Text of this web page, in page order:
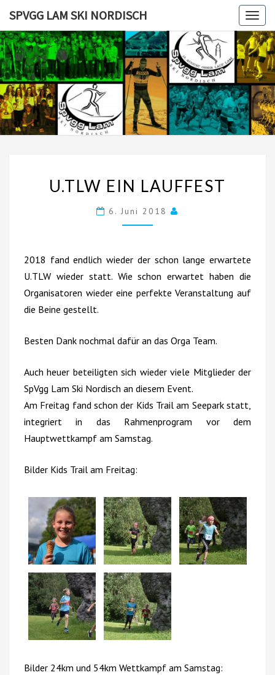
content
SPVGG LAM SKI NORDISCH
SPVGG
LAM SKI
EIN
LAUFFEST
U.TLW EIN LAUFFEST
6. Juni 2018
2018 fand endlich wieder der schon lange erwartete
U.TLW wieder statt. Wie schon erwartet haben die
Organisatoren wieder eine perfekte Veranstaltung auf
die Beine gestellt.
Besten Dank nochmal dafür an das Orga Team.
Auch heuer beteiligten sich wieder viele Mitglieder der
SpVgg Lam Ski Nordisch an diesem Event.
Am Freitag fand schon der Kids Trail am Seepark statt,
integriert in das Rahmenprogram vor dem
Hauptwettkampf am Samstag.
Bilder Kids Trail am Freitag:
Bilder 24km und 54km Wettkampf am Samstag: